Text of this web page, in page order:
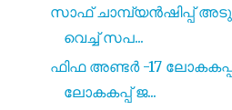
സാഫ് ചാമ്പ്യൻഷിപ്പ്
വെച്ച് സപ...
ഫിഫ അണ്ടർ -17
ലോകകപ്പ് ജ...